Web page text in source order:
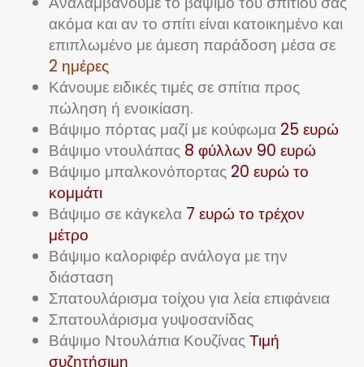
ακόμα και αν το σπίτι είναι κατοικημένο και
επιπλωμένο με άμεση παράδοση μέσα σε
2 ημέρες
Κάνουμε ειδικές τιμές σε σπίτια προς
πώληση ή ενοικίαση.
Βάψιμο πόρτας μαζί με κούφωμα 25 ευρώ
Βάψιμο ντουλάπας 8 φύλλων 90 ευρώ
Βάψιμο μπαλκονόπορτας 20 ευρώ το
κομμάτι
Βάψιμο σε κάγκελα 7 ευρώ το τρέχον
μέτρο
Βάψιμο καλοριφέρ ανάλογα με την
διάσταση
Σπατουλάρισμα τοίχου για λεία επιφάνεια
Σπατουλάρισμα γυψοσανίδας
Βάψιμο Ντουλάπια ΚουζίναςΤιμή
συζητήσιμη